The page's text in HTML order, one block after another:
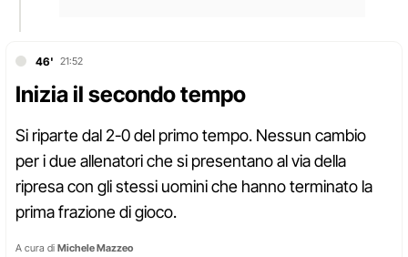
46' 21:52
Inizia il secondo tempo
Si riparte dal 2-0 del primo tempo. Nessun cambio
per i due allenatori che si presentano al via della
ripresa con gli stessi uomini che hanno terminato la
prima frazione di gioco.
A cura di Michele Mazzeo